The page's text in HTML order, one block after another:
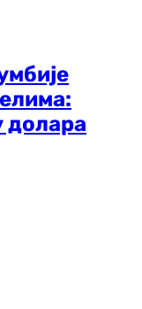
долара